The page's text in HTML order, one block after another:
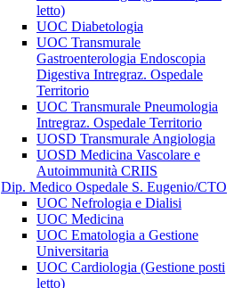
letto)
UOC Diabetologia
UOC Transmurale
Gastroenterologia Endoscopia
Digestiva Intregraz. Ospedale
Territorio
UOC Transmurale Pneumologia
Intregraz. Ospedale Territorio
UOSD Transmurale Angiologia
UOSD Medicina Vascolare e
Autoimmunità CRIIS
Dip. Medico Ospedale S. Eugenio/CTO
UOC Nefrologia e Dialisi
UOC Medicina
UOC Ematologia a Gestione
Universitaria
UOC Cardiologia (Gestione posti
letto)